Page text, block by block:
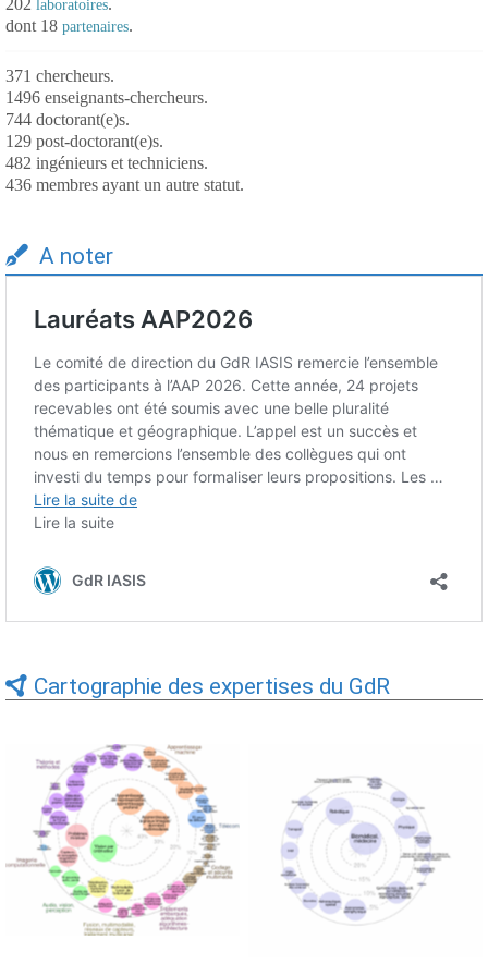
202 laboratoires.
dont 18 partenaires.
371 chercheurs.
1496 enseignants-chercheurs.
744 doctorant(e)s.
129 post-doctorant(e)s.
482 ingénieurs et techniciens.
436 membres ayant un autre statut.
A noter
Cartographie des expertises du GdR
Expertises du GdR -
cartographie par Axes -
19/09/2025
Expertises du GdR -
cartographie par mots-clés
applicatifs - 19/09/2025